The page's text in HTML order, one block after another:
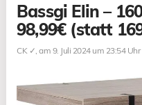
Bassgi Elin –
98,99€ (statt
CK ✓, am 9. Juli 2024 um 23:54 Uhr